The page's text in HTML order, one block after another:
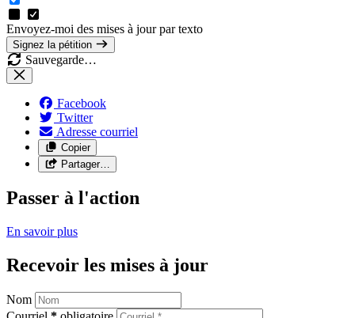
Envoyez-moi des mises à jour par texto
Signez la pétition
Sauvegarde…
Facebook
Twitter
Adresse courriel
Copier
Partager…
Passer à l'action
En savoirplus
Recevoir les mises à jour
Nom